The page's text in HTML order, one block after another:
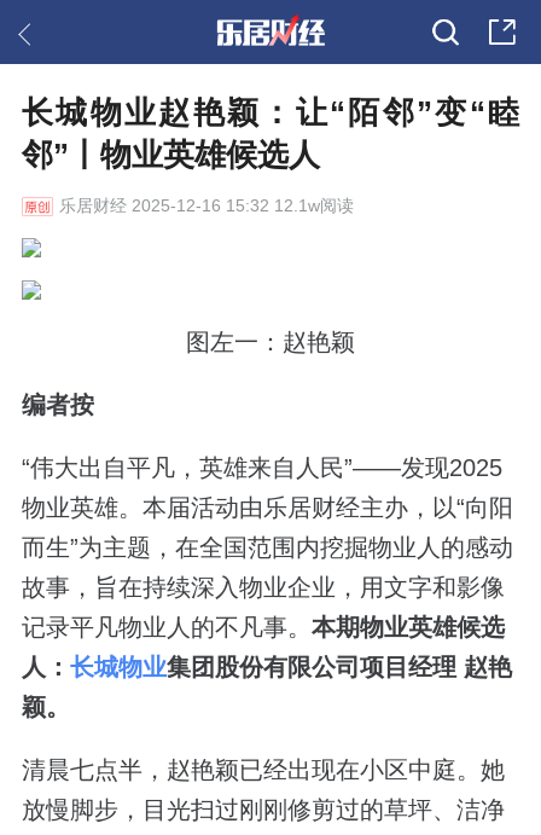
长城物业赵艳颖：让“陌邻”变“睦
邻”丨物业英雄候选人
乐居财经2025-12-16 15:32 12.1w阅读
图左一：赵艳颖
编者按
“伟大出自平凡，英雄来自人民”——发现2025
物业英雄。本届活动由乐居财经主办，以“向阳
而生”为主题，在全国范围内挖掘物业人的感动
故事，旨在持续深入物业企业，用文字和影像
记录平凡物业人的不凡事。 本期物业英雄候选
人： 长城物业集团股份有限公司项目经理 赵艳
颖。
清晨七点半，赵艳颖已经出现在小区中庭。她
放慢脚步，目光扫过刚刚修剪过的草坪、洁净